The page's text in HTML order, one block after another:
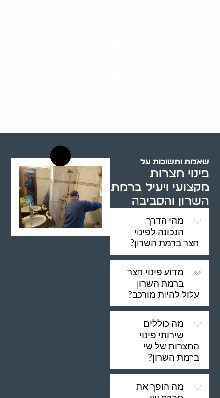
שאלות ותשובות על
פינוי חצרות
מקצועי ויעיל ברמת
השרון והסביבה
מהי הדרך
הנכונה לפינוי
חצר ברמת השרון?
מדוע פינוי חצר
ברמת השרון
עלול להיות מורכב?
מה כוללים
שירותי פינוי
החצרות של שי
ברמת השרון?
מה הופך את